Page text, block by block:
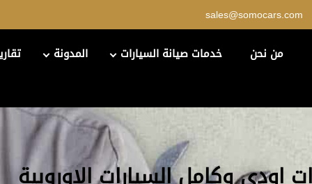
sales@somocars.com
من نحن خدمات صيانة السيارات المدونة